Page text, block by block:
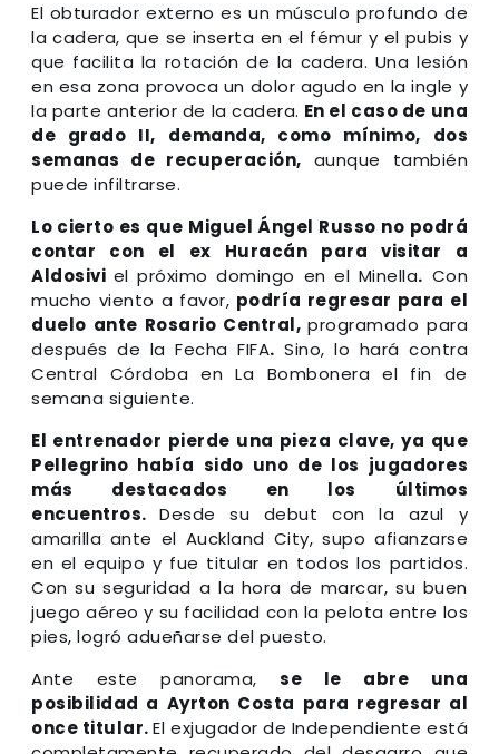
El obturador externo es un músculo profundo de
la cadera, que se inserta en el fémur y el pubis y
que facilita la rotación de la cadera. Una lesión
en esa zona provoca un dolor agudo en la ingle y
la parte anterior de la cadera. En el caso de una
de grado II, demanda, como mínimo, dos
semanas de recuperación, aunque también
puede infiltrarse.
Lo cierto es que Miguel Ángel Russo no podrá
contar con el ex Huracán para visitar a
Aldosivi el próximo domingo en el Minella. Con
mucho viento a favor, podría regresar para el
duelo ante Rosario Central, programado para
después de la Fecha FIFA. Sino, lo hará contra
Central Córdoba en La Bombonera el fin de
semana siguiente.
El entrenador pierde una pieza clave, ya que
Pellegrino había sido uno de los jugadores
más destacados en los últimos
encuentros.Desde su debut con la azul y
amarilla ante el Auckland City, supo afianzarse
en el equipo y fue titular en todos los partidos.
Con su seguridad a la hora de marcar, su buen
juego aéreo y su facilidad con la pelota entre los
pies, logró adueñarse del puesto.
Ante este panorama, se le abre una
posibilidad a Ayrton Costa para regresar al
once titular.El exjugador de Independiente está